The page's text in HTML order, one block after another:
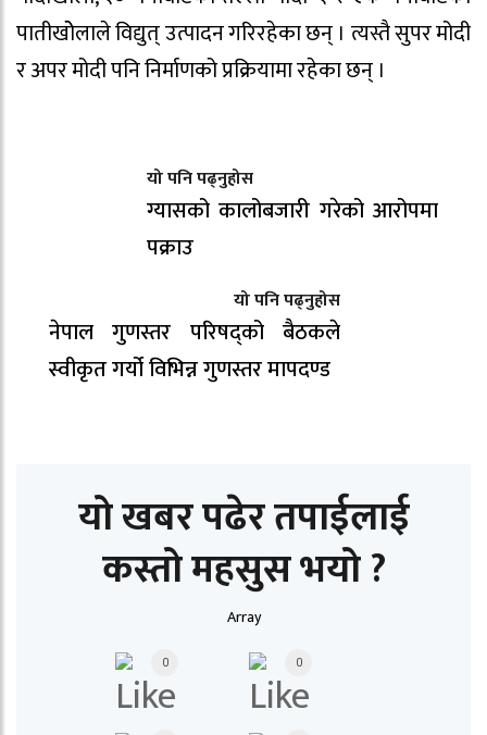
पातीखोेलाले विद्युत् उत्पादन गरिरहेका छन् । त्यस्तै सुपर मोदी
र अपर मोदी पनि निर्माणको प्रक्रियामा रहेका छन् ।
यो पनि पढ्नुहोस
ग्यासको कालोबजारी गरेको आरोपमा
पक्राउ
यो पनि पढ्नुहोस
नेपाल गुणस्तर परिषद्को बैठकले
स्वीकृत गर्यो विभिन्न गुणस्तर मापदण्ड
यो खबर पढेर तपाईलाई
कस्तो महसुस भयो ?
Array
0 0